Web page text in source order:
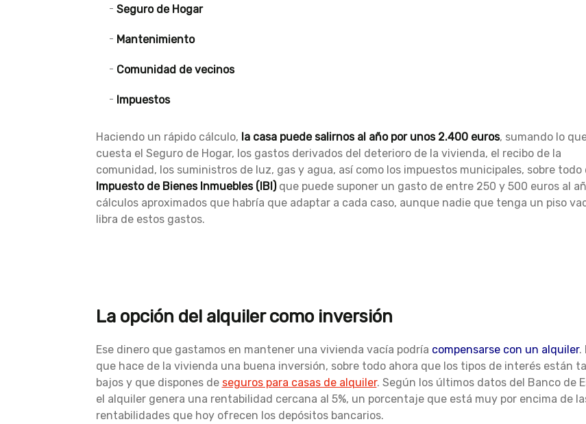
Seguro de Hogar
Mantenimiento
Comunidad de vecinos
Impuestos
Haciendo un rápido cálculo, la casa puede salirnos al año por unos 2.400 euros, sumando lo
cuesta el Seguro de Hogar, los gastos derivados del deterioro de la vivienda, el recibo de la
comunidad, los suministros de luz, gas y agua, así como los impuestos municipales, sobre todo
Impuesto de Bienes Inmuebles (IBI)que puede suponer un gasto de entre 250 y 500 euros al
cálculos aproximados que habría que adaptar a cada caso, aunque nadie que tenga un piso
libra de estos gastos.
La opción del alquiler como inversión
Ese dinero que gastamos en mantener una vivienda vacía podría compensarse con un alquiler.
que hace de la vivienda una buena inversión, sobre todo ahora que los tipos de interés están
bajos y que dispones de seguros para casas de alquiler. Según los últimos datos del Banco de
el alquiler genera una rentabilidad cercana al 5%, un porcentaje que está muy por encima de
rentabilidades que hoy ofrecen los depósitos bancarios.